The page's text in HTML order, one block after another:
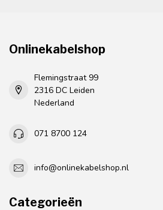
Onlinekabelshop
Flemingstraat 99
2316 DC Leiden
Nederland
071 8700 124
info@onlinekabelshop.nl
Categorieën